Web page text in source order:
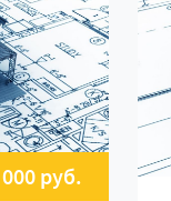
руб.